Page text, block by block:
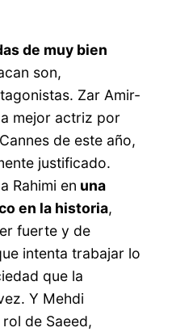
de muy bien
son,
Zar Amir-
mejor actriz por
de este año,
justificado.
Rahimi en una
en la historia,
fuerte y de
intenta trabajar lo
que la
Y Mehdi
de Saeed,